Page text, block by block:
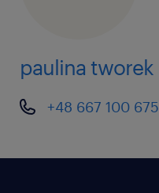
paulina tworek
+48 667 100 675